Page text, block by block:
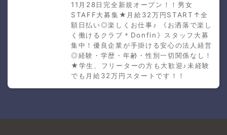
11月28日完全新規オープン！！男女
STAFF大募集★月給32万円START↑全
額日払い◎楽しくお仕事♪ 《お洒落で楽し
く働けるクラブ＊Donfin》スタッフ大募
集中！優良企業が手掛ける安心の法人経営
◎経験・学歴・年齢・性別一切関係なし！
★学生、フリーターの方も大歓迎♪未経験
でも月給32万円スタートです！！